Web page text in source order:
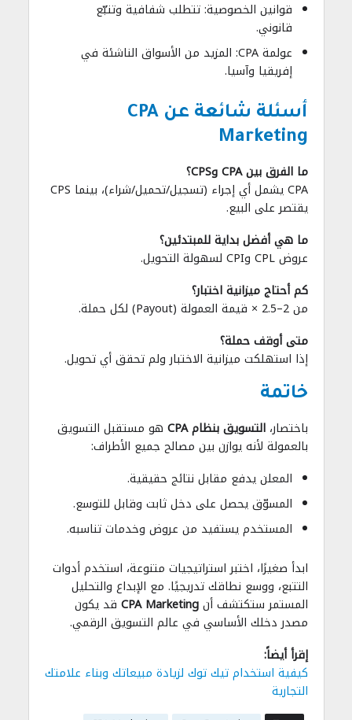
قوانين الخصوصية: تتطلب شفافية وتتبّع
قانوني.
عولمة CPA: المزيد من الأسواق الناشئة في
إفريقيا وآسيا.
أسئلة شائعة عن CPA
Marketing
ما الفرق بين CPA وCPS؟
CPA يشمل أي إجراء (تسجيل/تحميل/شراء)، بينما CPS
يقتصر على البيع.
ما هي أفضل بداية للمبتدئين؟
عروض CPL وCPI لسهولة التحويل.
كم أحتاج ميزانية اختبار؟
من 2–2.5 × قيمة العمولة (Payout) لكل حملة.
متى أوقف حملة؟
إذا استهلكت ميزانية الاختبار ولم تحقق أي تحويل.
خاتمة
باختصار،التسويق بنظام CPA
هو مستقبل التسويق
بالعمولة لأنه يوازن بين مصالح جميع الأطراف:
المعلن يدفع مقابل نتائج حقيقية.
المسوّق يحصل على دخل ثابت وقابل للتوسع.
المستخدم يستفيد من عروض وخدمات تناسبه.
ابدأ صغيرًا، اختبر استراتيجيات متنوعة، استخدم أدوات
التتبع، ووسع نطاقك تدريجيًا. مع الإبداع والتحليل
المستمر ستكتشف أنCPA Marketing قد يكون
مصدر دخلك الأساسي في عالم التسويق الرقمي.
إقرأ أيضاً:
كيفية استخدام تيك توك لزيادة مبيعاتك وبناء علامتك
التجارية